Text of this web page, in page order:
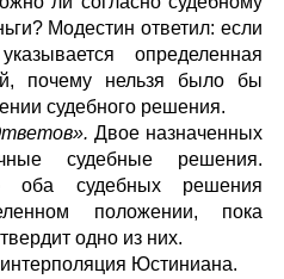
Модестин ответил: если
определенная
почему нельзя было бы
судебного решения.
Двое назначенных
судебные решения.
оба судебных решения
положении, пока
одно из них.
Юстиниана.